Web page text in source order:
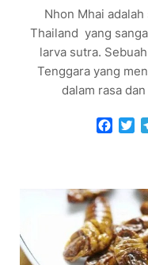
Nhon Mhai
Thailand yang
larva sutra.
Tenggara yang
dalam rasa